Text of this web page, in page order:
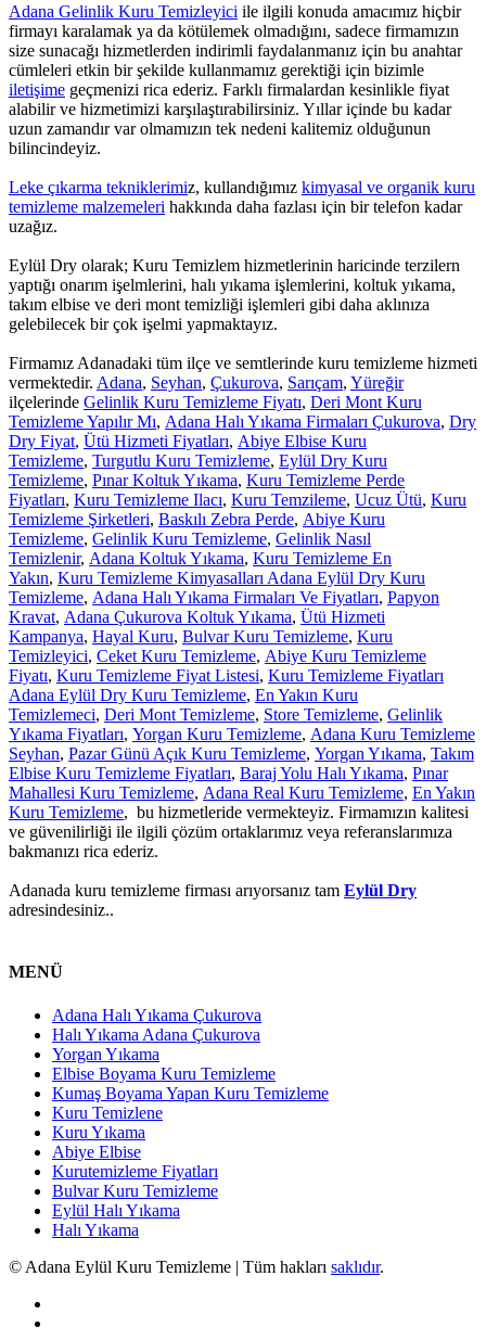
Adana Gelinlik Kuru Temizleyici ile ilgili konuda amacımız hiçbir
firmayı karalamak ya da kötülemek olmadığını, sadece firmamızın
size sunacağı hizmetlerden indirimli faydalanmanız için bu anahtar
cümleleri etkin bir şekilde kullanmamız gerektiği için bizimle
iletişime geçmenizi rica ederiz. Farklı firmalardan kesinlikle fiyat
alabilir ve hizmetimizi karşılaştırabilirsiniz. Yıllar içinde bu kadar
uzun zamandır var olmamızın tek nedeni kalitemiz olduğunun
bilincindeyiz.
Leke çıkarma tekniklerimiz, kullandığımız kimyasal ve organik kuru
temizleme malzemeleri hakkında daha fazlası için bir telefon kadar
uzağız.
Eylül Dry olarak; Kuru Temizlem hizmetlerinin haricinde terzilern
yaptığı onarım işelmlerini, halı yıkama işlemlerini, koltuk yıkama,
takım elbise ve deri mont temizliği işlemleri gibi daha aklınıza
gelebilecek bir çok işelmi yapmaktayız.
Firmamız Adanadaki tüm ilçe ve semtlerinde kuru temizleme hizmeti
vermektedir. Adana, Seyhan, Çukurova, Sarıçam, Yüreğir
ilçelerinde Gelinlik Kuru Temizleme Fiyatı, Deri Mont Kuru
Temizleme Yapılır Mı, Adana Halı Yıkama Firmaları Çukurova, Dry
Dry Fiyat, Ütü Hizmeti Fiyatları, Abiye Elbise Kuru
Temizleme, Turgutlu Kuru Temizleme, Eylül Dry Kuru
Temizleme, Pınar Koltuk Yıkama, Kuru Temizleme Perde
Fiyatları, Kuru Temizleme Ilacı, Kuru Temzileme, Ucuz Ütü, Kuru
Temizleme Şirketleri, Baskılı Zebra Perde, Abiye Kuru
Temizleme, Gelinlik Kuru Temizleme, Gelinlik Nasıl
Temizlenir, Adana Koltuk Yıkama, Kuru Temizleme En
Yakın, Kuru Temizleme Kimyasalları Adana Eylül Dry Kuru
Temizleme, Adana Halı Yıkama Firmaları Ve Fiyatları, Papyon
Kravat, Adana Çukurova Koltuk Yıkama, Ütü Hizmeti
Kampanya, Hayal Kuru, Bulvar Kuru Temizleme, Kuru
Temizleyici, Ceket Kuru Temizleme, Abiye Kuru Temizleme
Fiyatı, Kuru Temizleme Fiyat Listesi, Kuru Temizleme Fiyatları
Adana Eylül Dry Kuru Temizleme, En Yakın Kuru
Temizlemeci, Deri Mont Temizleme, Store Temizleme, Gelinlik
Yıkama Fiyatları, Yorgan Kuru Temizleme, Adana Kuru Temizleme
Seyhan, Pazar Günü Açık Kuru Temizleme, Yorgan Yıkama, Takım
Elbise Kuru Temizleme Fiyatları, Baraj Yolu Halı Yıkama, Pınar
Mahallesi Kuru Temizleme, Adana Real Kuru Temizleme, En Yakın
Kuru Temizleme, bu hizmetleride vermekteyiz. Firmamızın kalitesi
ve güvenilirliği ile ilgili çözüm ortaklarımız veya referanslarımıza
bakmanızı rica ederiz.
Adanada kuru temizleme firması arıyorsanız tam Eylül Dry
adresindesiniz..
MENÜ
Adana Halı Yıkama Çukurova
Halı Yıkama Adana Çukurova
Yorgan Yıkama
Elbise Boyama Kuru Temizleme
Kumaş Boyama Yapan Kuru Temizleme
Kuru Temizlene
Kuru Yıkama
Abiye Elbise
Kurutemizleme Fiyatları
Bulvar Kuru Temizleme
Eylül Halı Yıkama
Halı Yıkama
© Adana Eylül Kuru Temizleme | Tüm hakları saklıdır.